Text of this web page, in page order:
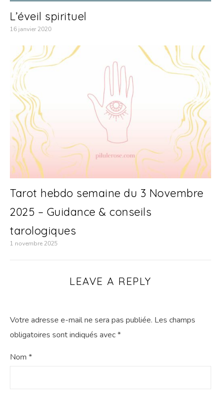
L’éveil spirituel
16 janvier 2020
Tarot hebdo semaine du 3 Novembre
2025 – Guidance & conseils
tarologiques
1 novembre 2025
LEAVE A REPLY
Votre adresse e-mail ne sera pas publiée. Les champs
obligatoires sont indiqués avec*
Nom *